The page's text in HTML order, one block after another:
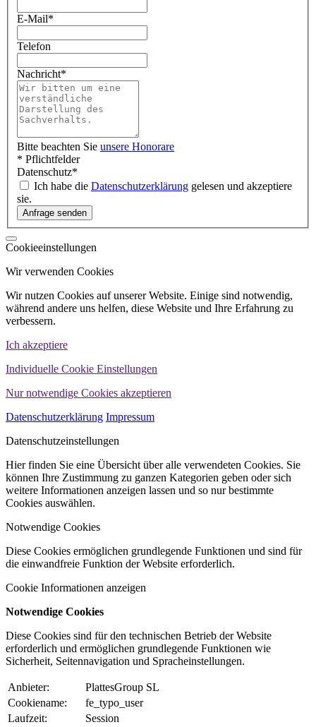
E-Mail*
Telefon
Nachricht*
Bitte beachten Sie unsere Honorare
* Pflichtfelder
Datenschutz*
Ich habe die Datenschutzerklärung gelesen und akzeptiere
sie.
Cookieeinstellungen
Wir verwenden Cookies
Wir nutzen Cookies auf unserer Website. Einige sind notwendig,
während andere uns helfen, diese Website und Ihre Erfahrung zu
verbessern.
Ich akzeptiere
Individuelle Cookie Einstellungen
Nur notwendige Cookies akzeptieren
Datenschutzerklärung Impressum
Datenschutzeinstellungen
Hier finden Sie eine Übersicht über alle verwendeten Cookies. Sie
können Ihre Zustimmung zu ganzen Kategorien geben oder sich
weitere Informationen anzeigen lassen und so nur bestimmte
Cookies auswählen.
Notwendige Cookies
Diese Cookies ermöglichen grundlegende Funktionen und sind für
die einwandfreie Funktion der Website erforderlich.
Cookie Informationen anzeigen
Notwendige Cookies
Diese Cookies sind für den technischen Betrieb der Website
erforderlich und ermöglichen grundlegende Funktionen wie
Sicherheit, Seitennavigation und Spracheinstellungen.
Anbieter:
PlattesGroup SL
Cookiename:
fe_typo_user
Laufzeit:
Session